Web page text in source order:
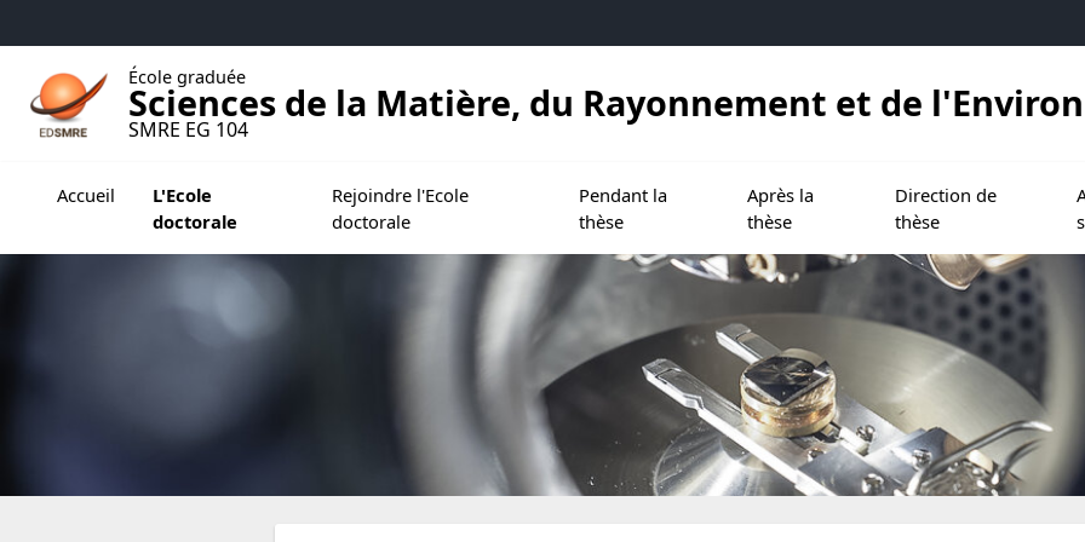
École graduée
Sciences de la Matière, du Rayonnement et de
SMRE EG 104
Accueil
L'Ecole
doctorale
Rejoindre l'Ecole
doctorale
Pendant la
thèse
Après la
thèse
Direction de
thèse